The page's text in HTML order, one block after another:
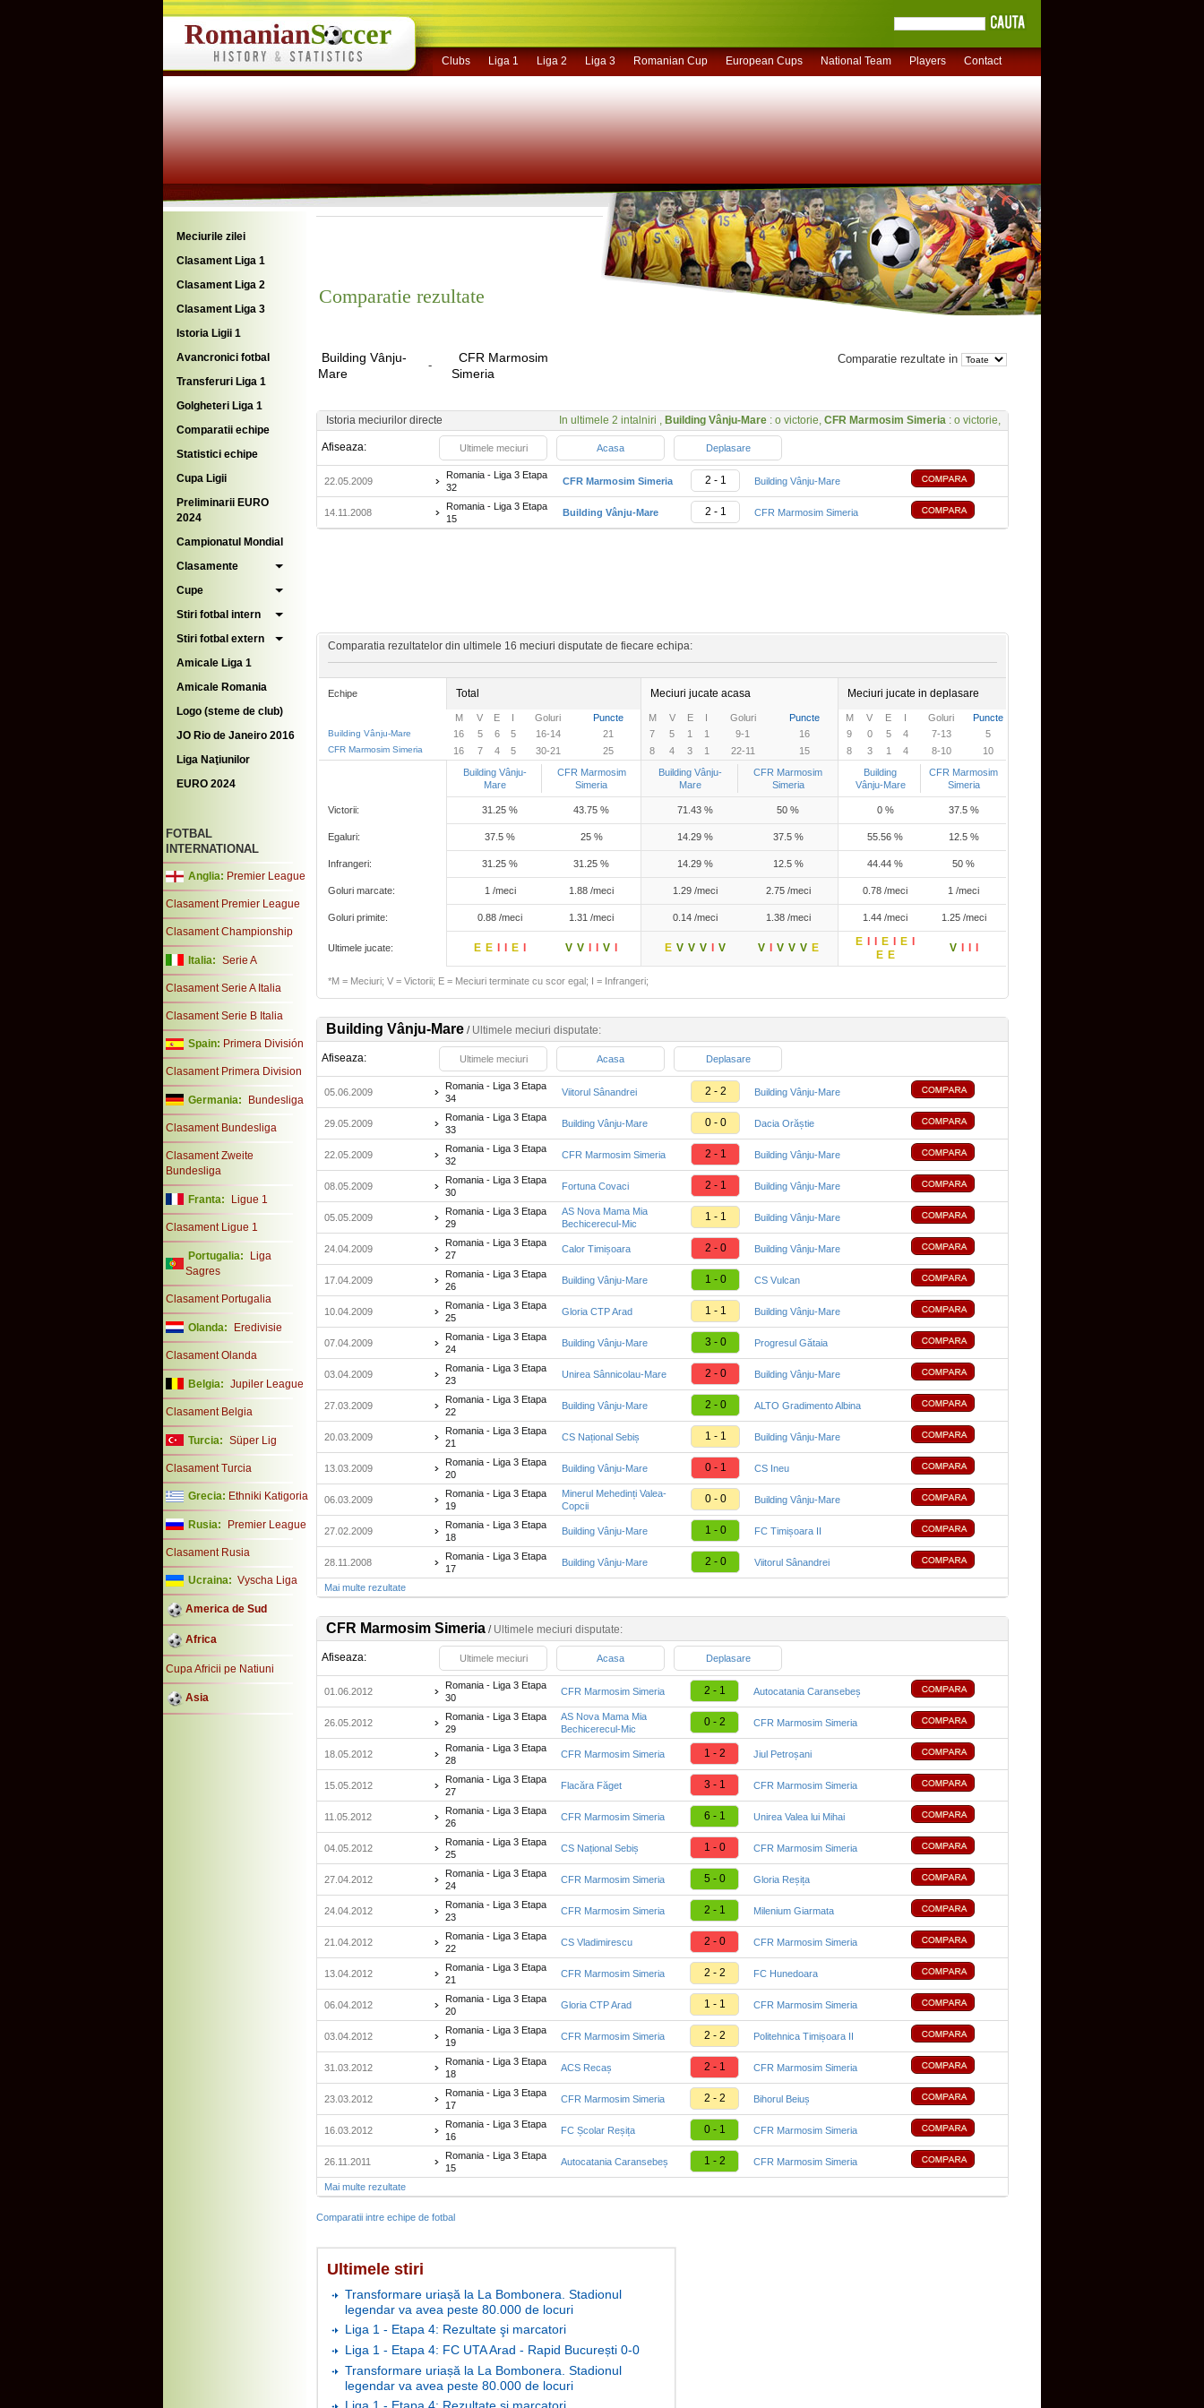
Clubs Liga 1 Liga 2 Liga 3 Romanian Cup European Cups National Team Players Contact
Meciurile zilei
Clasament Liga 1
Clasament Liga 2
Clasament Liga 3
Istoria Ligii 1
Avancronici fotbal
Transferuri Liga 1
Golgheteri Liga 1
Comparatii echipe
Statistici echipe
Cupa Ligii
Preliminarii EURO
2024
Campionatul Mondial
Clasamente
Cupe
Stiri fotbal intern
Stiri fotbal extern
Amicale Liga 1
Amicale Romania
Logo (steme de club)
JO Rio de Janeiro 2016
Liga Naţiunilor
EURO 2024
FOTBAL
INTERNATIONAL
Anglia: Premier League
Clasament Premier League
Clasament Championship
Italia: Serie A
Clasament Serie A Italia
Clasament Serie B Italia
Spain: Primera División
Clasament Primera Division
Germania: Bundesliga
Clasament Bundesliga
Clasament Zweite
Bundesliga
Franta: Ligue 1
Clasament Ligue 1
Portugalia:
Liga
Sagres
Clasament Portugalia
Olanda: Eredivisie
Clasament Olanda
Belgia: Jupiler League
Clasament Belgia
Turcia: Süper Lig
Clasament Turcia
Grecia: Ethniki Katigoria
Rusia: Premier League
Clasament Rusia
Ucraina: Vyscha Liga
America de Sud
Africa
Cupa Africii pe Natiuni
Asia
Comparatie rezultate
Building Vânju-
Mare
-
CFR Marmosim
Simeria
Comparatie rezultate in
Istoria meciurilor directe In ultimele 2 intalniri , Building Vânju-Mare : o victorie, CFR Marmosim Simeria : o victorie,
Afiseaza: Ultimele meciuri Acasa Deplasare
22.05.2009
Romania - Liga 3 Etapa
32
CFR Marmosim Simeria 2 - 1 Building Vânju-Mare
14.11.2008
Romania - Liga 3 Etapa
15
Building Vânju-Mare 2 - 1 CFR Marmosim Simeria
Comparatia rezultatelor din ultimele 16 meciuri disputate de fiecare echipa:
Echipe Total Meciuri jucate acasa Meciuri jucate in deplasare
M V E I Goluri Puncte M V E I Goluri Puncte M V E I Goluri Puncte
Building Vânju-Mare 16 5 6 5 16-14 21 7 5 1 1 9-1 16 9 0 5 4 7-13 5
CFR Marmosim Simeria 16 7 4 5 30-21 25 8 4 3 1 22-11 15 8 3 1 4 8-10
10
Building Vânju-
Mare
CFR Marmosim
Simeria
Building Vânju-
Mare
CFR Marmosim
Simeria
Building
Vânju-Mare
CFR Marmosim
Simeria
Victorii: 31.25 % 43.75 % 71.43 % 50 % 0 % 37.5 %
Egaluri: 37.5 % 25 % 14.29 % 37.5 % 55.56 % 12.5 %
Infrangeri: 31.25 % 31.25 % 14.29 % 12.5 % 44.44 % 50 %
Goluri marcate: 1 /meci 1.88 /meci 1.29 /meci 2.75 /meci 0.78 /meci 1 /meci
Goluri primite: 0.88 /meci 1.31 /meci 0.14 /meci 1.38 /meci 1.44 /meci 1.25 /meci
Ultimele jucate: E E E V V V E V V V V V V V V E E E E
E E
V
*M = Meciuri; V = Victorii; E = Meciuri terminate cu scor egal; I = Infrangeri;
Building Vânju-Mare / Ultimele meciuri disputate:
Afiseaza: Ultimele meciuri Acasa Deplasare
05.06.2009
Romania - Liga 3 Etapa
34
Viitorul Sânandrei 2 - 2 Building Vânju-Mare
29.05.2009
Romania - Liga 3 Etapa
33
Building Vânju-Mare 0 - 0 Dacia Orăștie
22.05.2009
Romania - Liga 3 Etapa
32
CFR Marmosim Simeria 2 - 1 Building Vânju-Mare
08.05.2009
Romania - Liga 3 Etapa
30
Fortuna Covaci 2 - 1 Building Vânju-Mare
05.05.2009
Romania - Liga 3 Etapa
29
AS Nova Mama Mia
Bechicerecul-Mic
1 - 1 Building Vânju-Mare
24.04.2009
Romania - Liga 3 Etapa
27
Calor Timișoara 2 - 0 Building Vânju-Mare
17.04.2009
Romania - Liga 3 Etapa
26
Building Vânju-Mare 1 - 0 CS Vulcan
10.04.2009
Romania - Liga 3 Etapa
25
Gloria CTP Arad 1 - 1 Building Vânju-Mare
07.04.2009
Romania - Liga 3 Etapa
24
Building Vânju-Mare 3 - 0 Progresul Gătaia
03.04.2009
Romania - Liga 3 Etapa
23
Unirea Sânnicolau-Mare 2 - 0 Building Vânju-Mare
27.03.2009
Romania - Liga 3 Etapa
22
Building Vânju-Mare 2 - 0 ALTO Gradimento Albina
20.03.2009
Romania - Liga 3 Etapa
21
CS Național Sebiș 1 - 1 Building Vânju-Mare
13.03.2009
Romania - Liga 3 Etapa
20
Building Vânju-Mare 0 - 1 CS Ineu
06.03.2009
Romania - Liga 3 Etapa
19
Minerul Mehedinți Valea-
Copcii
0 - 0 Building Vânju-Mare
27.02.2009
Romania - Liga 3 Etapa
18
Building Vânju-Mare 1 - 0 FC Timișoara II
28.11.2008
Romania - Liga 3 Etapa
17
Building Vânju-Mare 2 - 0 Viitorul Sânandrei
Mai multe rezultate
CFR Marmosim Simeria / Ultimele meciuri disputate:
Afiseaza: Ultimele meciuri Acasa Deplasare
01.06.2012
Romania - Liga 3 Etapa
30
CFR Marmosim Simeria 2 - 1 Autocatania Caransebeș
26.05.2012
Romania - Liga 3 Etapa
29
AS Nova Mama Mia
Bechicerecul-Mic
0 - 2 CFR Marmosim Simeria
18.05.2012
Romania - Liga 3 Etapa
28
CFR Marmosim Simeria 1 - 2 Jiul Petroșani
15.05.2012
Romania - Liga 3 Etapa
27
Flacăra Făget 3 - 1 CFR Marmosim Simeria
11.05.2012
Romania - Liga 3 Etapa
26
CFR Marmosim Simeria 6 - 1 Unirea Valea lui Mihai
04.05.2012
Romania - Liga 3 Etapa
25
CS Național Sebiș 1 - 0 CFR Marmosim Simeria
27.04.2012
Romania - Liga 3 Etapa
24
CFR Marmosim Simeria 5 - 0 Gloria Reșița
24.04.2012
Romania - Liga 3 Etapa
23
CFR Marmosim Simeria 2 - 1 Milenium Giarmata
21.04.2012
Romania - Liga 3 Etapa
22
CS Vladimirescu 2 - 0 CFR Marmosim Simeria
13.04.2012
Romania - Liga 3 Etapa
21
CFR Marmosim Simeria 2 - 2 FC Hunedoara
06.04.2012
Romania - Liga 3 Etapa
20
Gloria CTP Arad 1 - 1 CFR Marmosim Simeria
03.04.2012
Romania - Liga 3 Etapa
19
CFR Marmosim Simeria 2 - 2 Politehnica Timișoara II
31.03.2012
Romania - Liga 3 Etapa
18
ACS Recaș 2 - 1 CFR Marmosim Simeria
23.03.2012
Romania - Liga 3 Etapa
17
CFR Marmosim Simeria 2 - 2 Bihorul Beiuș
16.03.2012
Romania - Liga 3 Etapa
16
FC Școlar Reșița 0 - 1 CFR Marmosim Simeria
26.11.2011
Romania - Liga 3 Etapa
15
Autocatania Caransebeș 1 - 2 CFR Marmosim Simeria
Mai multe rezultate
Comparatii intre echipe de fotbal
Ultimele stiri
Transformare uriașă la La Bombonera. Stadionul
legendar va avea peste 80.000 de locuri
Liga 1 - Etapa 4: Rezultate şi marcatori
Liga 1 - Etapa 4: FC UTA Arad - Rapid București 0-0
Transformare uriașă la La Bombonera. Stadionul
legendar va avea peste 80.000 de locuri